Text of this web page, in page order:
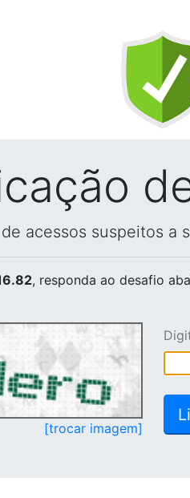
acessos suspeitos a
, responda ao desafio
[trocar imagem]